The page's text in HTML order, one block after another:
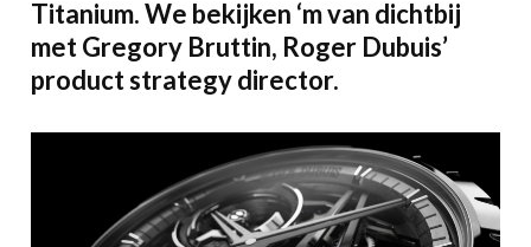
Titanium. We bekijken ‘m van dichtbij
met Gregory Bruttin, Roger Dubuis’
product strategy director.